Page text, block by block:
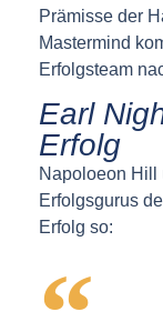
Prämisse der
Mastermind
Erfolgsteam
Earl
Erfolg
Napoloeon Hill
Erfolgsgurus
Erfolg so: